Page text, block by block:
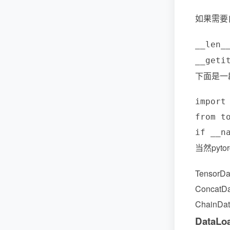
如果需
下面是
import
from
当然